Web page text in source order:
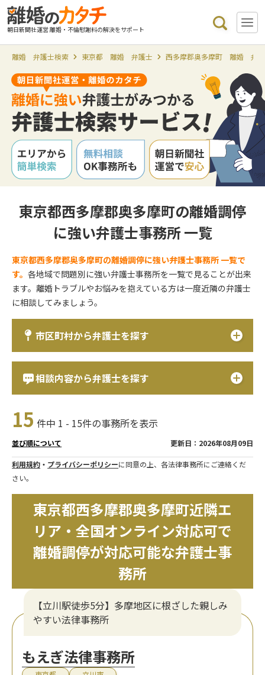
朝日新聞社運営 離婚・不倫慰謝料の解決をサポート
離婚 弁護士検索 東京都 離婚 弁護士 西多摩郡奥多摩町 離婚 弁
東京都西多摩郡奥多摩町の離婚調停
に強い弁護士事務所 一覧
東京都西多摩郡奥多摩町の離婚調停に強い弁護士事務所 一覧で
す。各地域で問題別に強い弁護士事務所を一覧で見ることが出来
ます。離婚トラブルやお悩みを抱えている方は一度近隣の弁護士
に相談してみましょう。
市区町村から弁護士を探す
相談内容から弁護士を探す
15 件中 1 - 15件の事務所を表示
並び順について 更新日：2026年08月09日
利用規約 ・ プライバシーポリシーに同意の上、各法律事務所にご連絡くだ
さい。
東京都西多摩郡奥多摩町近隣エ
リア・全国オンライン対応可で
離婚調停が対応可能な弁護士事
務所
【立川駅徒歩5分】多摩地区に根ざした親しみ
やすい法律事務所
もえぎ法律事務所